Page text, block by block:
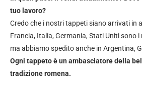
tuo lavoro?
Credo che i nostri tappeti siano arrivati in
Francia, Italia, Germania, Stati Uniti sono
ma abbiamo spedito anche in Argentina,
Ogni tappeto è un ambasciatore della
tradizione romena.